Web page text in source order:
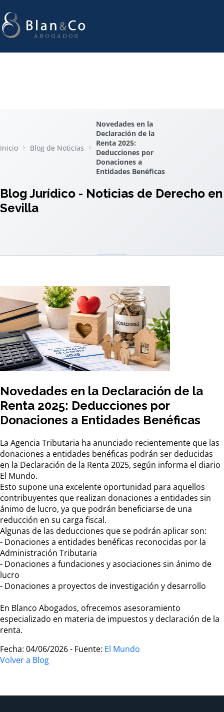
Inicio Blog de Noticias
Novedades en la
Declaración de la
Renta 2025:
Deducciones por
Donaciones a
Entidades Benéficas
Blog Jurídico - Noticias de Derecho en
Sevilla
Novedades en la Declaración de la
Renta 2025: Deducciones por
Donaciones a Entidades Benéficas
La Agencia Tributaria ha anunciado recientemente que las
donaciones a entidades benéficas podrán ser deducidas
en la Declaración de la Renta 2025, según informa el diario
El Mundo.
Esto supone una excelente oportunidad para aquellos
contribuyentes que realizan donaciones a entidades sin
ánimo de lucro, ya que podrán beneficiarse de una
reducción en su carga fiscal.
Algunas de las deducciones que se podrán aplicar son:
- Donaciones a entidades benéficas reconocidas por la
Administración Tributaria
- Donaciones a fundaciones y asociaciones sin ánimo de
lucro
- Donaciones a proyectos de investigación y desarrollo
En Blanco Abogados, ofrecemos asesoramiento
especializado en materia de impuestos y declaración de la
renta.
Fecha: 04/06/2026 - Fuente: El Mundo
Volver a Blog